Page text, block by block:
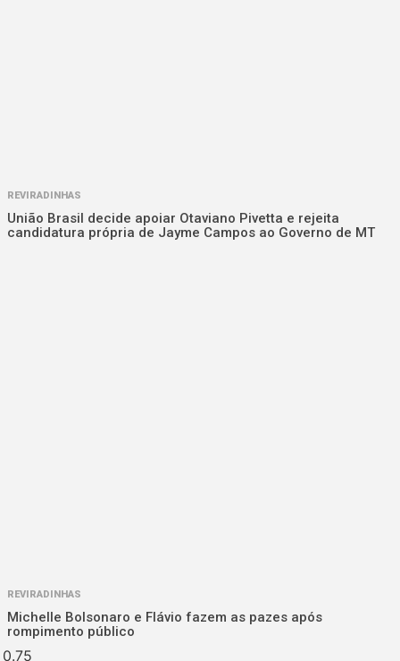
REVIRADINHAS
União Brasil decide apoiar Otaviano Pivetta e rejeita
candidatura própria de Jayme Campos ao Governo de MT
REVIRADINHAS
Michelle Bolsonaro e Flávio fazem as pazes após
rompimento público